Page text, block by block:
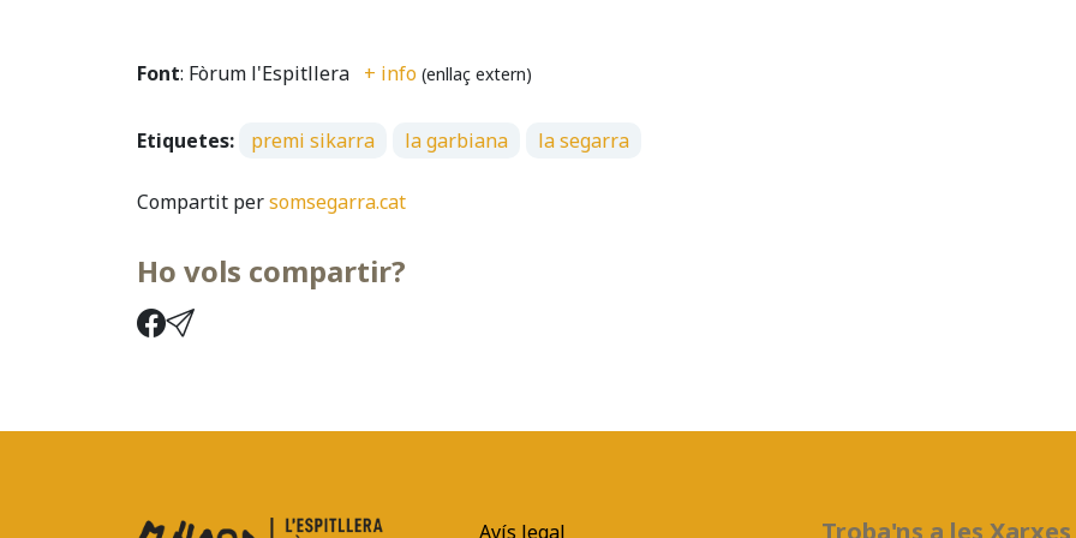
Font: Fòrum l'Espitllera + info (enllaç extern)
Etiquetes: premi sikarra la garbiana la segarra
Compartit persomsegarra.cat
Ho vols compartir?
Avís legal